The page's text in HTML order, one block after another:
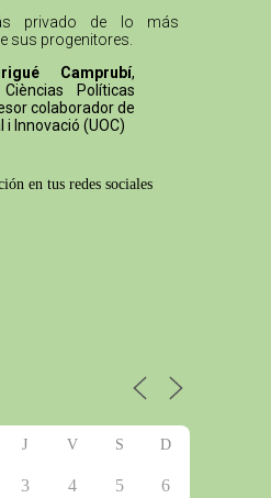
privado de lo más
sus progenitores.
Camprubí,
Políticas
colaborador de
i Innovació (UOC)
en tus redes sociales
J V S D
3 4 5 6